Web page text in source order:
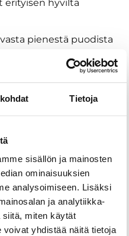
Tietoja
sisällön ja mainosten
ominaisuuksien
analysoimiseen. Lisäksi
ja analytiikka-
siitä, miten käytät
yhdistää näitä tietoja
erityisen hyviltä
pienestä puodista
tunnelmallinen
vanhoista
ripauksen nostalgiaa ja
laulua
pysähdyspaikka
– vain noin 8
keskustasta.
LA-SU kl.